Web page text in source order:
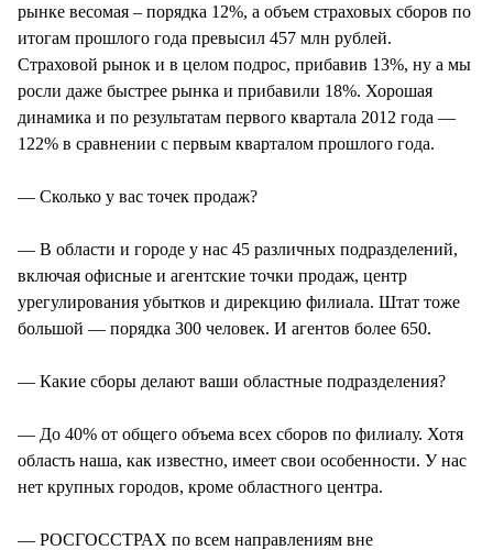
рынке весомая – порядка 12%, а объем страховых сборов по
итогам прошлого года превысил 457 млн рублей.
Страховой рынок и в целом подрос, прибавив 13%, ну а мы
росли даже быстрее рынка и прибавили 18%. Хорошая
динамика и по результатам первого квартала 2012 года —
122% в сравнении с первым кварталом прошлого года.
— Сколько у вас точек продаж?
— В области и городе у нас 45 различных подразделений,
включая офисные и агентские точки продаж, центр
урегулирования убытков и дирекцию филиала. Штат тоже
большой — порядка 300 человек. И агентов более 650.
— Какие сборы делают ваши областные подразделения?
— До 40% от общего объема всех сборов по филиалу. Хотя
область наша, как известно, имеет свои особенности. У нас
нет крупных городов, кроме областного центра.
— РОСГОССТРАХ по всем направлениям вне